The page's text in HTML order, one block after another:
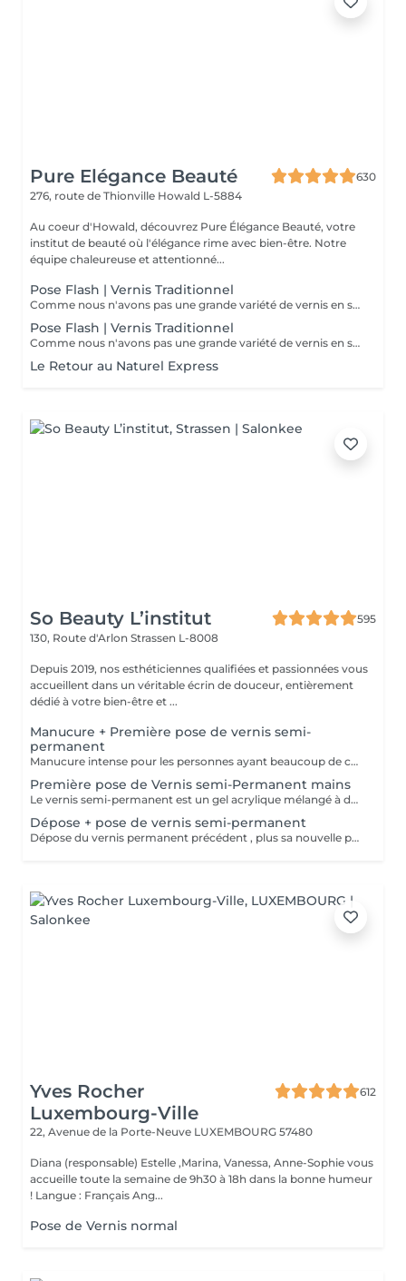
Pure Elégance Beauté
630
276, route de Thionville Howald L-5884
Au coeur d'Howald, découvrez Pure Élégance Beauté, votre
institut de beauté où l'élégance rime avec bien-être. Notre
équipe chaleureuse et attentionné...
Pose Flash | Vernis Traditionnel
Comme nous n'avons pas une grande variété de vernis en stock, nous vous proposons de ramenez votre vernis à ongles à vous.
Pose Flash | Vernis Traditionnel
Comme nous n'avons pas une grande variété de vernis en stock, nous vous proposons de ramenez votre vernis à ongles à vous.
Le Retour au Naturel Express
So Beauty L’institut
595
130, Route d'Arlon Strassen L-8008
Depuis 2019, nos esthéticiennes qualifiées et passionnées vous
accueillent dans un véritable écrin de douceur, entièrement
dédié à votre bien-être et ...
Manucure + Première pose de vernis semi-
permanent
Manucure intense pour les personnes ayant beaucoup de cuticules + appliquer vernis semi permanent.
Première pose de Vernis semi-Permanent mains
Le vernis semi-permanent est un gel acrylique mélangé à du vernis, appliqué sur l'ongle et durci par des UV. Il a la même texture qu'un vernis classique, est aussi liquide et a encore plus de brillance. Il reste impeccable, sans ternir et sans s'écailler jusqu'à 18 jours.
Dépose + pose de vernis semi-permanent
Dépose du vernis permanent précédent , plus sa nouvelle pose.
Yves Rocher
Luxembourg-Ville
612
22, Avenue de la Porte-Neuve LUXEMBOURG 57480
Diana (responsable) Estelle ,Marina, Vanessa, Anne-Sophie vous
accueille toute la semaine de 9h30 à 18h dans la bonne humeur
! Langue : Français Ang...
Pose de Vernis normal